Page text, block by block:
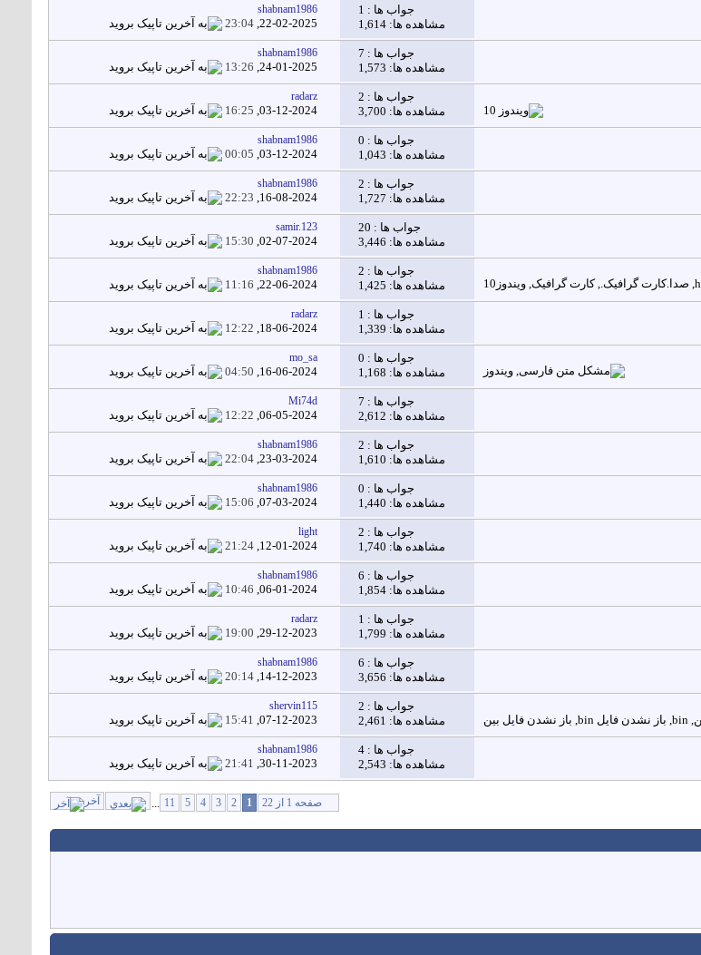
جواب ها : 1
مشاهده ها: 1,614
shabnam1986
22-02-2025,
23:04
جواب ها : 7
مشاهده ها: 1,573
shabnam1986
24-01-2025,
13:26
جواب ها : 2
مشاهده ها: 3,700
radarz
03-12-2024,
16:25
جواب ها : 0
مشاهده ها: 1,043
shabnam1986
03-12-2024,
00:05
جواب ها : 2
مشاهده ها: 1,727
shabnam1986
16-08-2024,
22:23
جواب ها : 20
مشاهده ها: 3,446
samir.123
02-07-2024,
15:30
جواب ها : 2
مشاهده ها: 1,425
shabnam1986
22-06-2024,
11:16
جواب ها : 1
مشاهده ها: 1,339
radarz
18-06-2024,
12:22
جواب ها : 0
مشاهده ها: 1,168
mo_sa
16-06-2024,
04:50
جواب ها : 7
مشاهده ها: 2,612
Mi74d
06-05-2024,
12:22
جواب ها : 2
مشاهده ها: 1,610
shabnam1986
23-03-2024,
22:04
جواب ها : 0
مشاهده ها: 1,440
shabnam1986
07-03-2024,
15:06
جواب ها : 2
مشاهده ها: 1,740
light
12-01-2024,
21:24
جواب ها : 6
مشاهده ها: 1,854
shabnam1986
06-01-2024,
10:46
جواب ها : 1
مشاهده ها: 1,799
radarz
29-12-2023,
19:00
جواب ها : 6
مشاهده ها: 3,656
shabnam1986
14-12-2023,
20:14
جواب ها : 2
مشاهده ها: 2,461
shervin115
07-12-2023,
15:41
جواب ها :4
مشاهده ها: 2,543
shabnam1986
30-11-2023,
21:41
صفحه 1 از 22 1
2
3
4
5
11 آخر